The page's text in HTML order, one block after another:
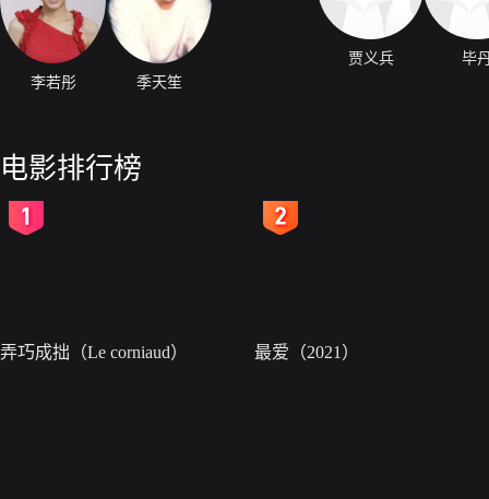
李若彤 季天笙
贾义兵 毕
电影排行榜
弄巧成拙（Le corniaud） 最爱（2021）